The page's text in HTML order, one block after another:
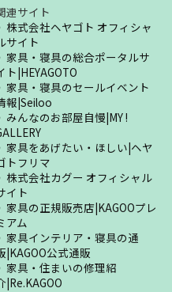
連サイト
株式会社ヘヤゴト オフィシャ
サイト
家具・寝具の総合ポータルサ
ト|HEYAGOTO
家具・寝具のセールイベント
報|Seiloo
みんなのお部屋自慢|MY !
家具をあげたい・ほしい|ヘヤ
トフリマ
株式会社カグー オフィシャル
イト
家具の正規販売店|KAGOOプレ
アム
家具インテリア・寝具の通
|KAGOO公式通販
家具・住まいの修理紹
|Re.KAGOO